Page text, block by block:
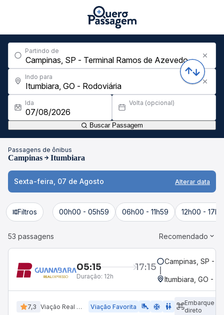
Partindo de
Indo para
Ida Volta (opcional)
Buscar Passagem
Passagens de ônibus
Campinas Itumbiara
Sexta-feira, 07 de Agosto Alterar data
Filtros 00h00 - 05h59 06h00 - 11h59 12h00 -
53 passagens Recomendado
05:15 17:15
Duração: 12h
Campinas, SP -
Itumbiara, GO -
7,3 Viação Real Expresso Viação Favorita airline_seat_legroom_extra ac_unit WC
Embarque
direto